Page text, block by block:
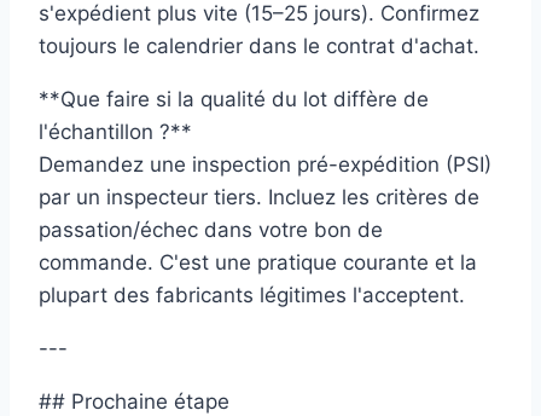
s'expédient plus vite (15–25 jours). Confirmez
toujours le calendrier dans le contrat d'achat.
**Que faire si la qualité du lot diffère de
l'échantillon ?**
Demandez une inspection pré-expédition (PSI)
par un inspecteur tiers. Incluez les critères de
passation/échec dans votre bon de
commande. C'est une pratique courante et la
plupart des fabricants légitimes l'acceptent.
---
## Prochaine étape